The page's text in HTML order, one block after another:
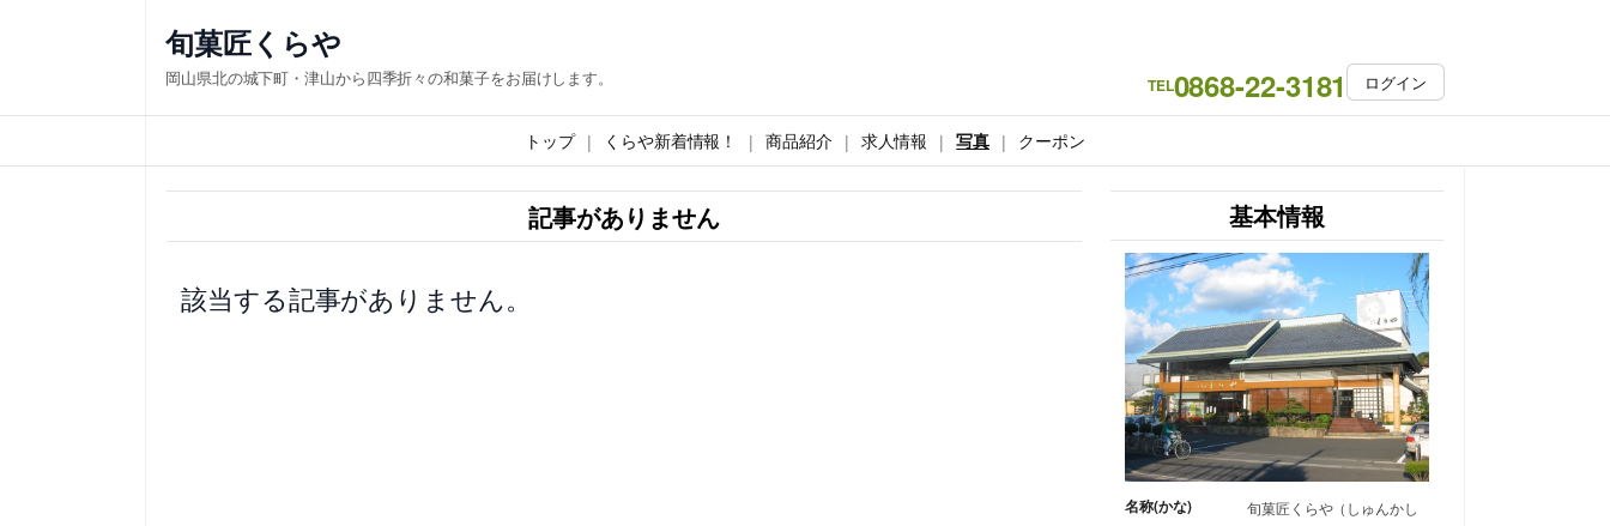
ス
キ
旬菓匠くらや
岡山県北の城下町・津山から四季折々の和菓子をお届けします。 TEL0868-22-3181 ログイン
トップ くらや新着情報！ 商品紹介 求人情報 写真 クーポン
記事がありません
該当する記事がありません。
基本情報
名称(かな)
旬菓匠くらや（しゅんかし